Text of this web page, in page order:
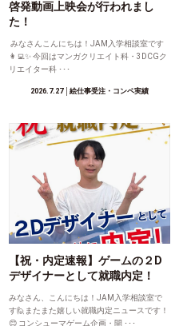
啓発動画上映会が行われまし
た！
みなさんこんにちは！JAM入学相談室です
👩‍💻✨ 今回はマンガクリエイト科・3DCGク
リエイター科 ･･･
2026.7.27│絵仕事受注・コンペ実績
【祝・内定速報】ゲームの２D
デザイナーとして就職内定！
みなさん、こんにちは！JAM入学相談室で
す🙋またまた嬉しい就職内定ニュースです！
😊 コンシューマゲーム企画・開 ･･･